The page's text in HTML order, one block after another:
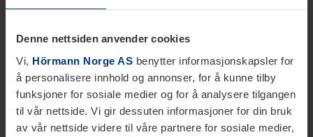
Denne nettsiden anvender cookies
Vi, Hörmann Norge AS benytter informasjonskapsler for
å personalisere innhold og annonser, for å kunne tilby
funksjoner for sosiale medier og for å analysere tilgangen
til vår nettside. Vi gir dessuten informasjoner for din bruk
av vår nettside videre til våre partnere for sosiale medier,